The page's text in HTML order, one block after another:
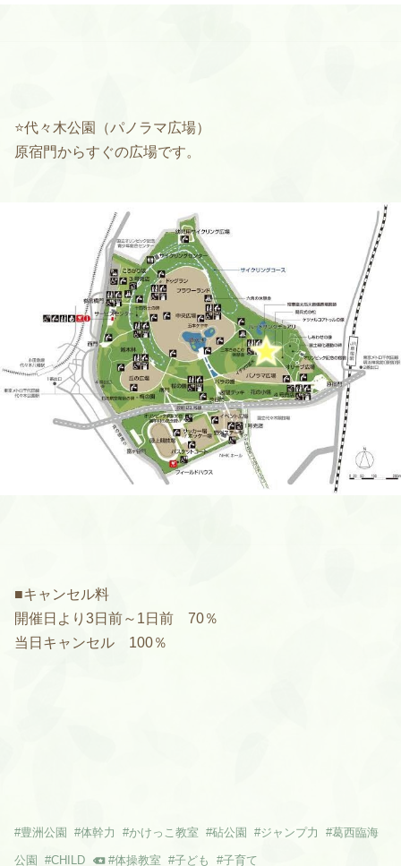
⭐️代々木公園（パノラマ広場）
原宿門からすぐの広場です。
■キャンセル料
開催日より 3日前～ 1 日前 70％
当日キャンセル 100％
#豊洲公園 #体幹力 #かけっこ教室 #砧公園 #ジャンプ力 #葛西臨海
公園 #CHILD #体操教室 #子ども #子育て